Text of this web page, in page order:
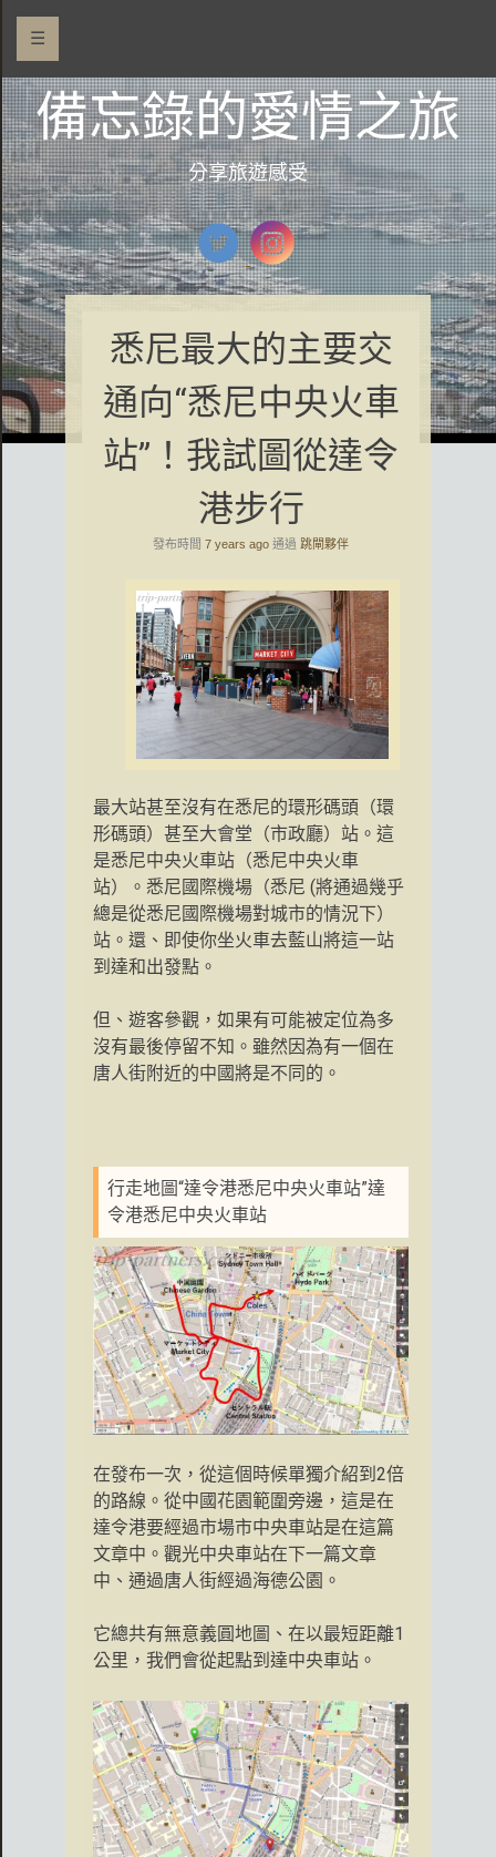
☰
備忘錄的愛情之旅
分享旅遊感受
悉尼最大的主要交
通向“悉尼中央火車
站”！我試圖從達令
港步行
發布時間 7 years ago 通過 跳閘夥伴
最大站甚至沒有在悉尼的環形碼頭（環
形碼頭）甚至大會堂（市政廳）站。這
是悉尼中央火車站（悉尼中央火車
站）。悉尼國際機場（悉尼 (將通過幾乎
總是從悉尼國際機場對城市的情況下）
站。還、即使你坐火車去藍山將這一站
到達和出發點。
但、遊客參觀，如果有可能被定位為多
沒有最後停留不知。雖然因為有一個在
唐人街附近的中國將是不同的。
行走地圖“達令港悉尼中央火車站”達
令港悉尼中央火車站
在發布一次，從這個時候單獨介紹到2倍
的路線。從中國花園範圍旁邊，這是在
達令港要經過市場市中央車站是在這篇
文章中。觀光中央車站在下一篇文章
中、通過唐人街經過海德公園。
它總共有無意義圓地圖、在以最短距離1
公里，我們會從起點到達中央車站。